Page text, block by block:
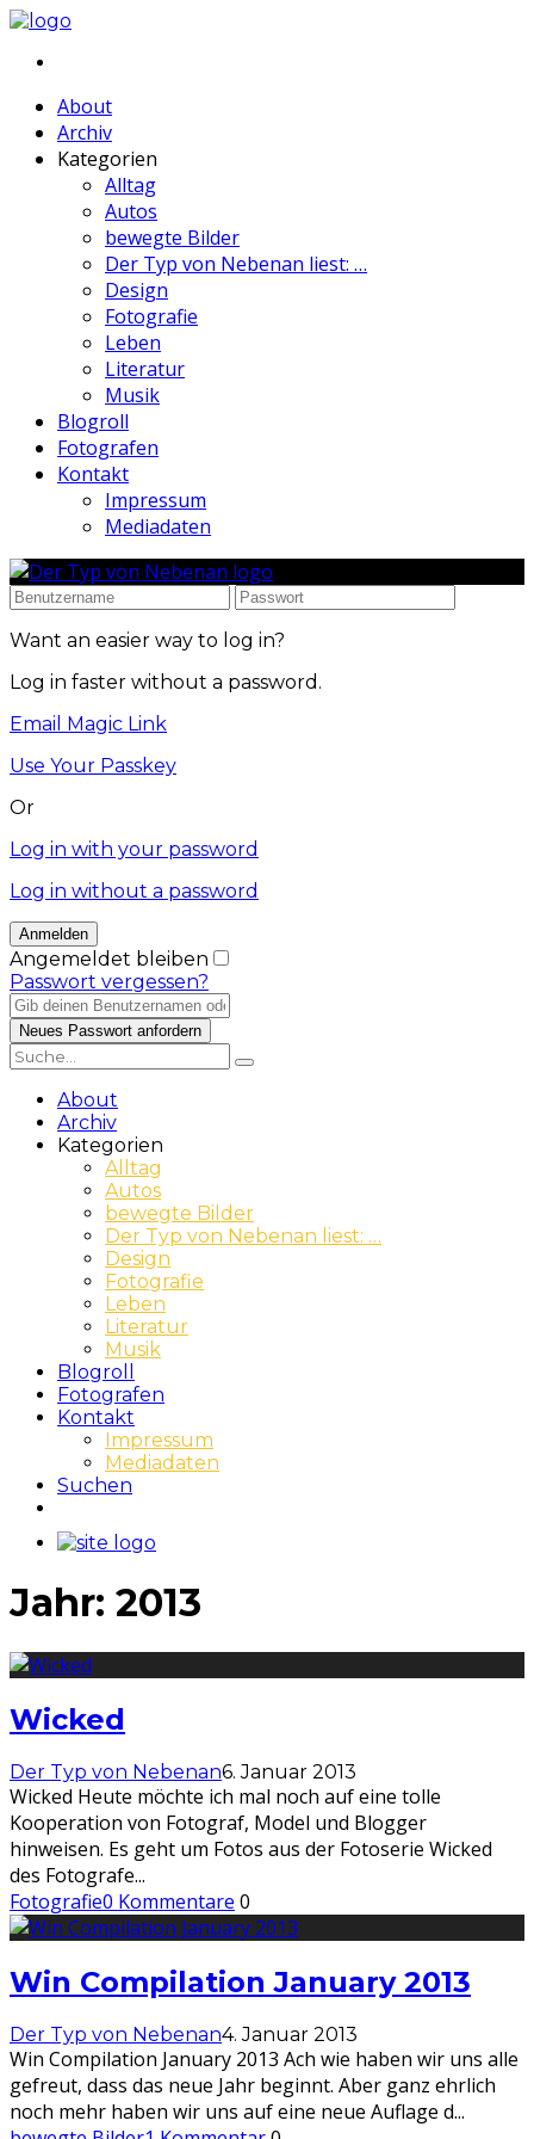
About
Archiv
Kategorien
Alltag
Autos
bewegte Bilder
Der Typ von Nebenan liest: …
Design
Fotografie
Leben
Literatur
Musik
Blogroll
Fotografen
Kontakt
Impressum
Mediadaten
Want an easier way to log in?
Log in faster without a password.
Email Magic Link
Use Your Passkey
Or
Log in with your password
Log in without a password
Angemeldet bleiben
Passwort vergessen?
About
Archiv
Kategorien
Alltag
Autos
bewegte Bilder
Der Typ von Nebenan liest: …
Design
Fotografie
Leben
Literatur
Musik
Blogroll
Fotografen
Kontakt
Impressum
Mediadaten
Suchen
Jahr: 2013
Wicked
Der Typ von Nebenan6. Januar 2013
Wicked Heute möchte ich mal noch auf eine tolle
Kooperation von Fotograf, Model und Blogger
hinweisen. Es geht um Fotos aus der Fotoserie Wicked
des Fotografe...
Fotografie0 Kommentare 0
Win Compilation January 2013
Der Typ von Nebenan4. Januar 2013
Win Compilation January 2013 Ach wie haben wir uns alle
gefreut, dass das neue Jahr beginnt. Aber ganz ehrlich
noch mehr haben wir uns auf eine neue Auflage d...